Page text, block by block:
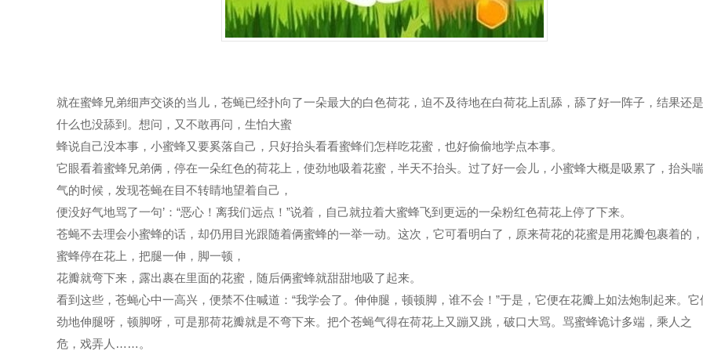
就在蜜蜂兄弟细声交谈的当儿，苍蝇已经扑向了一朵最大的白色荷花，迫不及待地在白荷花上乱舔，舔了好一阵子，结果还是
什么也没舔到。想问，又不敢再问，生怕大蜜
蜂说自己没本事，小蜜蜂又要奚落自己，只好抬头看看蜜蜂们怎样吃花蜜，也好偷偷地学点本事。
它眼看着蜜蜂兄弟俩，停在一朵红色的荷花上，使劲地吸着花蜜，半天不抬头。过了好一会儿，小蜜蜂大概是吸累了，抬头喘
气的时候，发现苍蝇在目不转睛地望着自己，
便没好气地骂了一句’：“恶心！离我们远点！”说着，自己就拉着大蜜蜂飞到更远的一朵粉红色荷花上停了下来。
苍蝇不去理会小蜜蜂的话，却仍用目光跟随着俩蜜蜂的一举一动。这次，它可看明白了，原来荷花的花蜜是用花瓣包裹着的，
蜜蜂停在花上，把腿一伸，脚一顿，
花瓣就弯下来，露出裹在里面的花蜜，随后俩蜜蜂就甜甜地吸了起来。
看到这些，苍蝇心中一高兴，便禁不住喊道：“我学会了。伸伸腿，顿顿脚，谁不会！”于是，它便在花瓣上如法炮制起来。它
劲地伸腿呀，顿脚呀，可是那荷花瓣就是不弯下来。把个苍蝇气得在荷花上又蹦又跳，破口大骂。骂蜜蜂诡计多端，乘人之
危，戏弄人……。